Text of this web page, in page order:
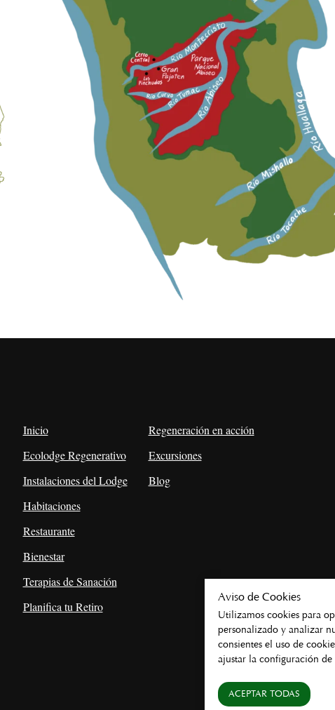
Aviso de Cookies
Utilizamos cookies para
personalizado y analizar
consientes el uso de
ajustar la configuración
ACEPTAR TODAS
Inicio
Ecolodge Regenerativo
Instalaciones del Lodge
Habitaciones
Restaurante
Bienestar
Terapias de Sanación
Planifica tu Retiro
Regeneración en acción
Excursiones
Blog